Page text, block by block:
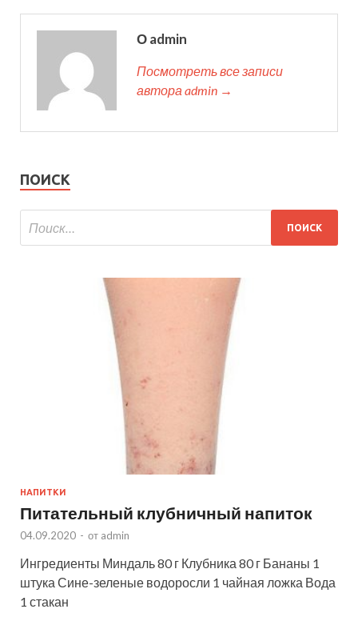
О admin
Посмотреть все записи
автора admin →
ПОИСК
НАПИТКИ
Питательный клубничный напиток
04.09.2020 - от admin
Ингредиенты Миндаль 80 г Клубника 80 г Бананы 1
штука Сине-зеленые водоросли 1 чайная ложка Вода
1 стакан